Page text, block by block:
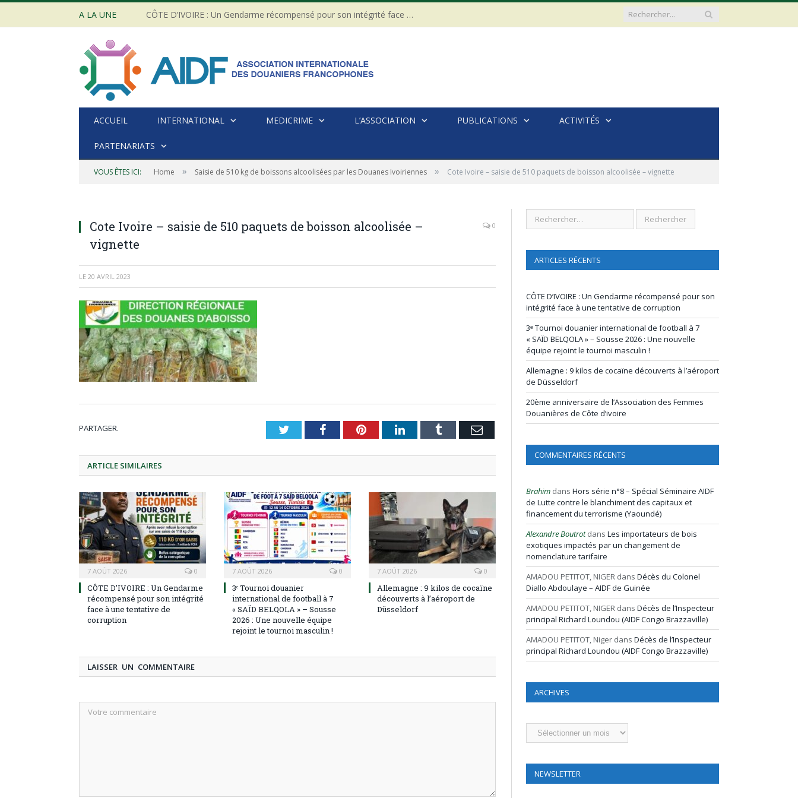
A LA UNE CÔTE D’IVOIRE : Un Gendarme récompensé pour son intégrité face à une tentative de corruption
ACCUEIL INTERNATIONAL MEDICRIME L’ASSOCIATION PUBLICATIONS ACTIVITÉS
PARTENARIATS
VOUS ÊTES ICI: Home » Saisie de 510 kg de boissons alcoolisées par les Douanes Ivoiriennes » Cote Ivoire – saisie de 510 paquets de boisson alcoolisée – vignette
Cote Ivoire – saisie de 510 paquets de boisson alcoolisée –
vignette
0
LE 20 AVRIL 2023
PARTAGER. TwitterFacebookPinterestLinkedInTumblr Email
ARTICLE SIMILAIRES
7 AOÛT 2026 0
CÔTE D’IVOIRE : Un Gendarme
récompensé pour son intégrité
face à une tentative de
corruption
7 AOÛT 2026 0
3ᵉ Tournoi douanier
international de football à 7
« SAÏD BELQOLA » – Sousse
2026 : Une nouvelle équipe
rejoint le tournoi masculin !
7 AOÛT 2026 0
Allemagne : 9 kilos de cocaïne
découverts à l’aéroport de
Düsseldorf
LAISSER UN COMMENTAIRE
ARTICLES RÉCENTS
CÔTE D’IVOIRE : Un Gendarme récompensé pour son
intégrité face à une tentative de corruption
3ᵉ Tournoi douanier international de football à 7
« SAÏD BELQOLA » – Sousse 2026 : Une nouvelle
équipe rejoint le tournoi masculin !
Allemagne : 9 kilos de cocaïne découverts à l’aéroport
de Düsseldorf
20ème anniversaire de l’Association des Femmes
Douanières de Côte d’ivoire
COMMENTAIRES RÉCENTS
Brahim dans Hors série n°8 – Spécial Séminaire AIDF
de Lutte contre le blanchiment des capitaux et
financement du terrorisme (Yaoundé)
Alexandre Boutrotdans Les importateurs de bois
exotiques impactés par un changement de
nomenclature tarifaire
AMADOU PETITOT, NIGER dans Décès du Colonel
Diallo Abdoulaye – AIDF de Guinée
AMADOU PETITOT, NIGER dans Décès de l’Inspecteur
principal Richard Loundou (AIDF Congo Brazzaville)
AMADOU PETITOT, Niger dans Décès de l’Inspecteur
principal Richard Loundou (AIDF Congo Brazzaville)
ARCHIVES
Archives
NEWSLETTER